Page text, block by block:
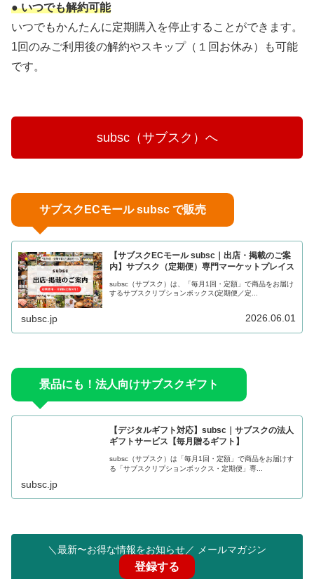
● いつでも解約可能
いつでもかんたんに定期購入を停止することができます。
1回のみご利用後の解約やスキップ（１回お休み）も可能
です。
subsc（サブスク）へ
サブスクECモール subsc で販売
【サブスクECモール subsc｜出店・掲載のご案
内】サブスク（定期便）専門マーケットプレイス
subsc（サブスク）は、「毎月1回・定額」で商品をお届け
するサブスクリプションボックス(定期便／定...
subsc.jp 2026.06.01
景品にも！法人向けサブスクギフト
【デジタルギフト対応】subsc｜サブスクの法人
ギフトサービス【毎月贈るギフト】
subsc（サブスク）は「毎月1回・定額」で商品をお届けす
る「サブスクリプションボックス・定期便」専...
subsc.jp
＼最新〜お得な情報をお知らせ／ メールマガジン
登録する